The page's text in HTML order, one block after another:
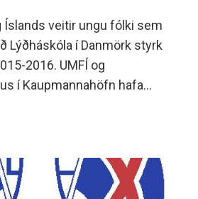
Íslands veitir ungu fólki sem
Lýðháskóla í Danmörk styrk
2016. UMFÍ og
í Kaupmannahöfn hafa